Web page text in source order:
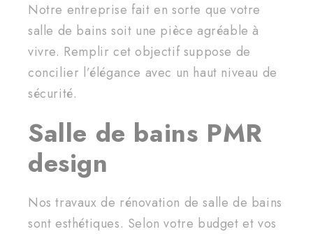
Notre entreprise fait en sorte que votre
salle de bains soit une pièce agréable à
vivre. Remplir cet objectif suppose de
concilier l’élégance avec un haut niveau de
sécurité.
Salle de bains PMR
design
Nos travaux de rénovation de salle de bains
sont esthétiques. Selon votre budget et vos